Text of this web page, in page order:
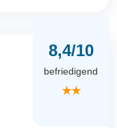
8,4/10
befriedigend
★★